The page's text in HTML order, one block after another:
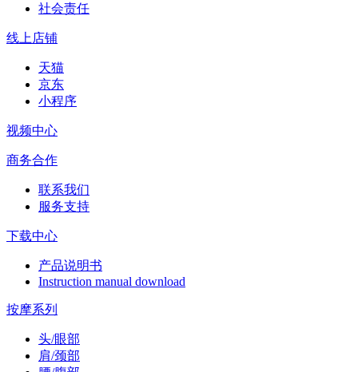
社会责任
线上店铺
天猫
京东
小程序
视频中心
商务合作
联系我们
服务支持
下载中心
产品说明书
Instruction manual download
按摩系列
头/眼部
肩/颈部